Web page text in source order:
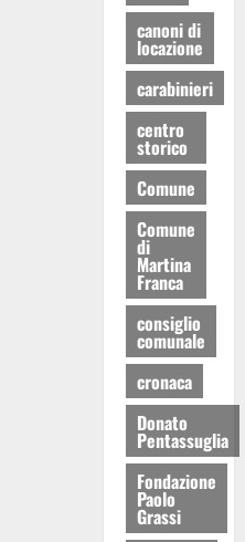
canoni di
locazione
carabinieri
centro
storico
Comune
Comune
di
Martina
Franca
consiglio
comunale
cronaca
Donato
Pentassuglia
Fondazione
Paolo
Grassi